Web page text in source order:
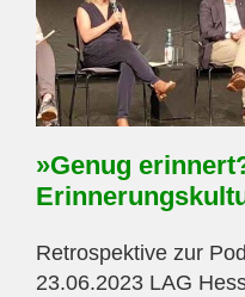
»Genug
Retrospektive zur
23.06.2023 LAG